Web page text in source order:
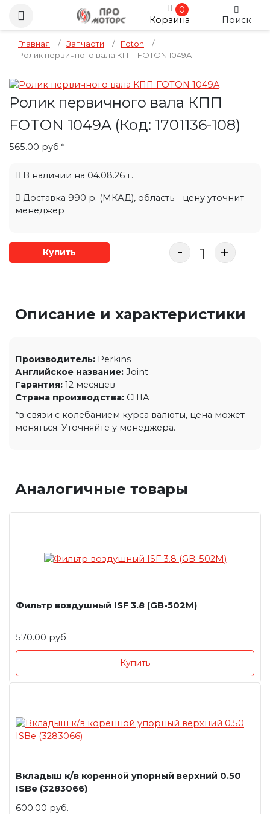
0
Корзина
Поиск
Главная / Запчасти / Foton
/
Ролик первичного вала КПП FOTON 1049A
Ролик первичного вала КПП
FOTON 1049A (Код: 1701136-108)
565.00 руб.*
В наличии на 04.08.26 г.
Доставка 990 р. (МКАД), область - цену уточнит
менеджер
Купить - +
Описание и характеристики
Производитель: Perkins
Английское название: Joint
Гарантия: 12 месяцев
Страна производства: США
*в связи с колебанием курса валюты, цена может
меняться. Уточняйте у менеджера.
Аналогичные товары
Фильтр воздушный ISF 3.8 (GB-502M)
570.00 руб.
Купить
Вкладыш к/в коренной упорный верхний 0.50
ISBe (3283066)
600.00 руб.